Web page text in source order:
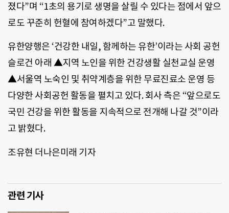
졌다”며 “1초의 용기로 생명을 살릴 수 있다는 점에서 앞으
로도 꾸준히 헌혈에 참여하겠다”고 말했다.
유한양행은 ‘건강한 내일, 함께하는 유한’이라는 사회 공헌
슬로건 아래 ▲지역 노인을 위한 건강생활 실천교실 운영
▲서울역 노숙인 및 취약계층을 위한 무료진료소 운영 등
다양한 사회공헌 활동을 펼치고 있다. 회사 측은 “앞으로도
국민 건강을 위한 활동을 지속적으로 전개해 나갈 것”이라
고 밝혔다.
조유현 더나은미래 기자
관련 기사